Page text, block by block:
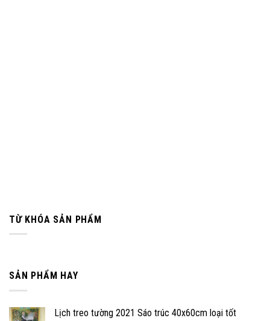
TỪ KHÓA SẢN PHẨM
SẢN PHẨM HAY
Lịch treo tường 2021 Sáo trúc 40x60cm loại tốt